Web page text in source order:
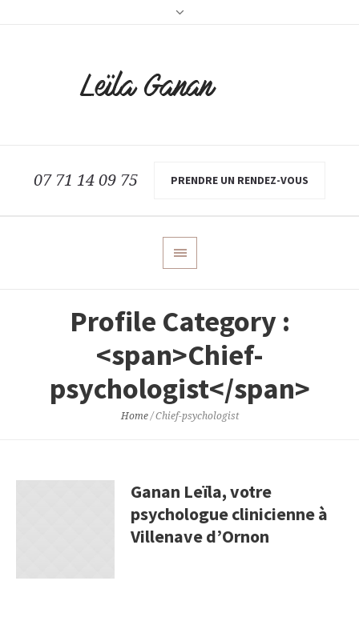
07 71 14 09 75 PRENDRE UN RENDEZ-VOUS
Profile Category :
<span>Chief-
psychologist</span>
Home /Chief-psychologist
Ganan Leïla, votre
psychologue clinicienne à
Villenave d’Ornon